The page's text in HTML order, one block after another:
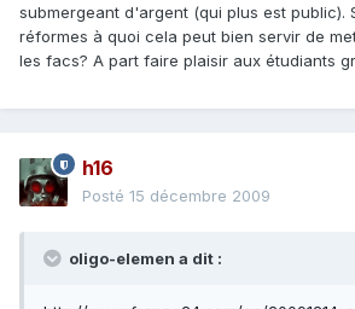
submergeant d'argent (qui plus est public).
réformes à quoi cela peut bien servir de
les facs? A part faire plaisir aux étudiants
h16
Posté 15 décembre 2009
oligo-elemen a dit :